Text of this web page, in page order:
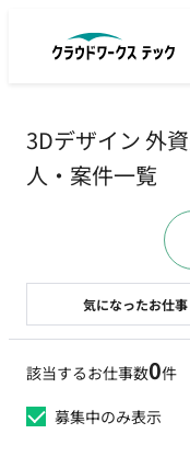
3Dデザイン 外
人・案件一覧
該当するお仕事数0件
募集中のみ表示
気になったお仕事